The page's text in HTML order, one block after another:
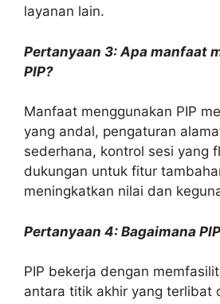
layanan lain.
Pertanyaan 3: Apa manfaat
PIP?
Manfaat menggunakan PIP
yang andal, pengaturan
sederhana, kontrol sesi yang
dukungan untuk fitur
meningkatkan nilai dan
Pertanyaan 4: Bagaimana
PIP bekerja dengan
antara titik akhir yang terlibat